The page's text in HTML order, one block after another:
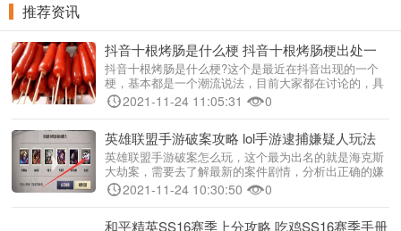
推荐资讯
抖音十根烤肠是什么梗 抖音十根烤肠梗出处一
览[多图]
抖音十根烤肠是什么梗?这个是最近在抖音出现的一个
梗，基本都是一个潮流说法，目前大家都在讨论的，具
体值得是什么，下面就来介绍下抖音十根烤肠出处是什
么。 抖音十根烤肠是出处...
2021-11-24 11:05:31 0
英雄联盟手游破案攻略 lol手游逮捕嫌疑人玩法
分享[多图]
英雄联盟手游破案怎么玩，这个最为出名的就是海克斯
大劫案，需要去了解最新的案件剧情，分析出正确的嫌
疑人，查看游戏背景然后找到最终的凶手，下面就来介
绍下英雄联盟手游破案怎么解析。 ...
2021-11-24 10:30:50 0
和平精英SS16赛季上分攻略 吃鸡SS16赛季手册